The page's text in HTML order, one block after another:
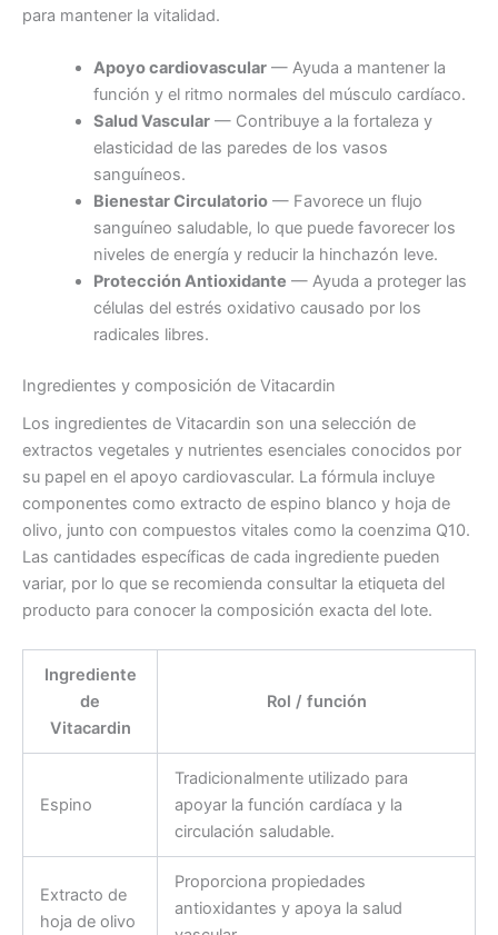
para mantener la vitalidad.
Apoyo cardiovascular— Ayuda a mantener la
función y el ritmo normales del músculo cardíaco.
Salud Vascular— Contribuye a la fortaleza y
elasticidad de las paredes de los vasos
sanguíneos.
Bienestar Circulatorio— Favorece un flujo
sanguíneo saludable, lo que puede favorecer los
niveles de energía y reducir la hinchazón leve.
Protección Antioxidante — Ayuda a proteger las
células del estrés oxidativo causado por los
radicales libres.
Ingredientes y composición de Vitacardin
Los ingredientes de Vitacardin son una selección de
extractos vegetales y nutrientes esenciales conocidos por
su papel en el apoyo cardiovascular. La fórmula incluye
componentes como extracto de espino blanco y hoja de
olivo, junto con compuestos vitales como la coenzima Q10.
Las cantidades específicas de cada ingrediente pueden
variar, por lo que se recomienda consultar la etiqueta del
producto para conocer la composición exacta del lote.
Ingrediente
de
Vitacardin
Rol / función
Espino
Tradicionalmente utilizado para
apoyar la función cardíaca y la
circulación saludable.
Extracto de
hoja de olivo
Proporciona propiedades
antioxidantes y apoya la salud